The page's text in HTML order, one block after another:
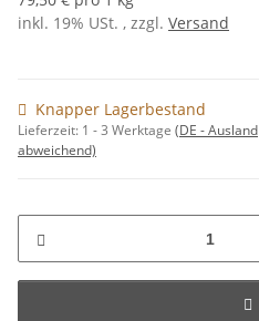
inkl. 19% USt. , zzgl. Versand
Knapper Lagerbestand
Lieferzeit: 1 - 3 Werktage (DE - Ausland
abweichend)